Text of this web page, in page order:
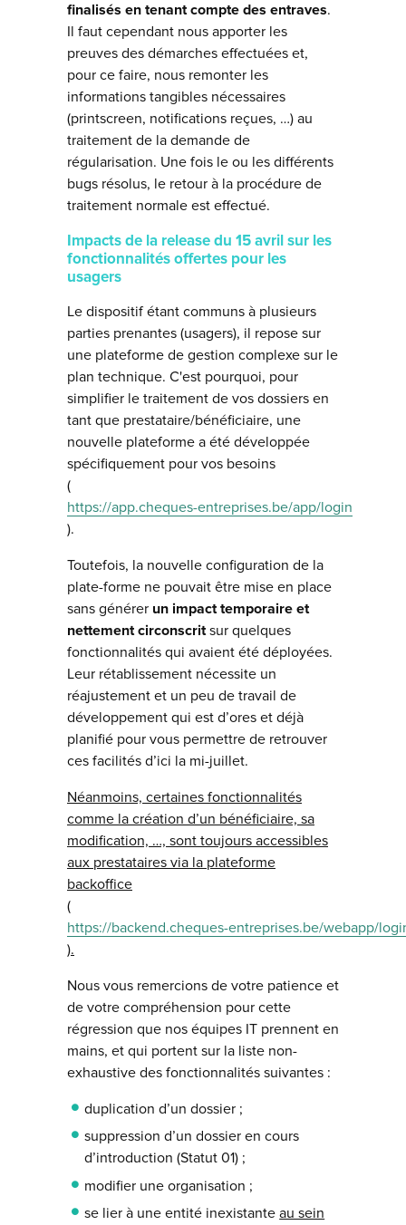
finalisés en tenant compte des entraves.
Il faut cependant nous apporter les
preuves des démarches effectuées et,
pour ce faire, nous remonter les
informations tangibles nécessaires
(printscreen, notifications reçues, …) au
traitement de la demande de
régularisation. Une fois le ou les différents
bugs résolus, le retour à la procédure de
traitement normale est effectué.
Impacts de la release du 15 avril sur les
fonctionnalités offertes pour les
usagers
Le dispositif étant communs à plusieurs
parties prenantes (usagers), il repose sur
une plateforme de gestion complexe sur le
plan technique. C'est pourquoi, pour
simplifier le traitement de vos dossiers en
tant que prestataire/bénéficiaire, une
nouvelle plateforme a été développée
spécifiquement pour vos besoins
(
https://app.cheques-entreprises.be/app/login
).
Toutefois, la nouvelle configuration de la
plate-forme ne pouvait être mise en place
sans générer un impact temporaire et
nettement circonscritsur quelques
fonctionnalités qui avaient été déployées.
Leur rétablissement nécessite un
réajustement et un peu de travail de
développement qui est d’ores et déjà
planifié pour vous permettre de retrouver
ces facilités d’ici la mi-juillet.
Néanmoins, certaines fonctionnalités
comme la création d’un bénéficiaire, sa
modification, …, sont toujours accessibles
aux prestataires via la plateforme
backoffice
(
https://backend.cheques-entreprises.be/webapp/
).
Nous vous remercions de votre patience et
de votre compréhension pour cette
régression que nos équipes IT prennent en
mains, et qui portent sur la liste non-
exhaustive des fonctionnalités suivantes :
duplication d’un dossier ;
suppression d’un dossier en cours
d’introduction (Statut 01) ;
modifier une organisation ;
se lier à une entité inexistanteau sein